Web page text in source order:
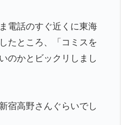
電話のすぐ近くに東海
たところ、「コミスを
のかとビックリしまし
宿高野さんぐらいでし